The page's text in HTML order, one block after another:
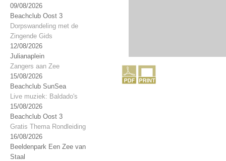
09/08/2026
Beachclub Oost 3
Dorpswandeling met de
Zingende Gids
12/08/2026
Julianaplein
Zangers aan Zee
15/08/2026
Beachclub SunSea
Live muziek: Baldado's
15/08/2026
Beachclub Oost 3
Gratis Thema Rondleiding
16/08/2026
Beeldenpark Een Zee van
Staal